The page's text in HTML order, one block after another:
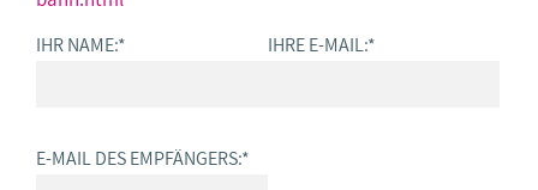
IHR NAME:* IHRE E-MAIL:*
E-MAIL DES EMPFÄNGERS:*